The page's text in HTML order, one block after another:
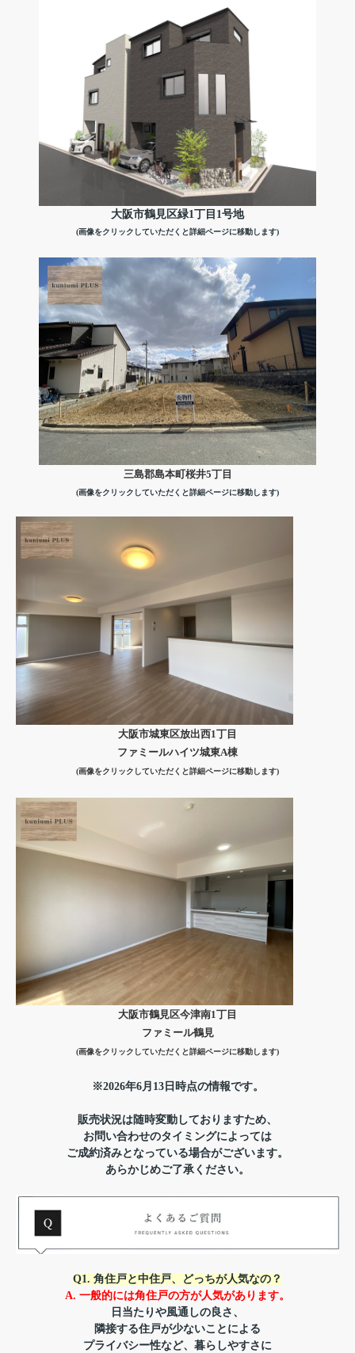
大阪市鶴見区緑1丁目1号地
(画像をクリックしていただくと詳細ページに移動します)
三島郡島本町桜井5丁目
(画像をクリックしていただくと詳細ページに移動します)
大阪市城東区放出西1丁目
ファミールハイツ城東A棟
(画像をクリックしていただくと詳細ページに移動します)
大阪市鶴見区今津南1丁目
ファミール鶴見
(画像をクリックしていただくと詳細ページに移動します)
※2026年6月13日時点の情報です。
販売状況は随時変動しておりますため、
お問い合わせのタイミングによっては
ご成約済みとなっている場合がございます。
あらかじめご了承ください。
Q1. 角住戸と中住戸、
どっちが人気なの？
A. 一般的には角住戸の方が人気があります。
日当たりや風通しの良さ、
隣接する住戸が少ないことによる
プライバシー性など、暮らしやすさに